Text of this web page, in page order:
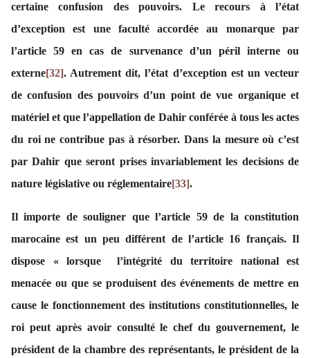
certaine confusion des pouvoirs. Le recours à l’état
d’exception est une faculté accordée au monarque par
l’article 59 en cas de survenance d’un péril interne ou
externe[32]. Autrement dit, l’état d’exception est un vecteur
de confusion des pouvoirs d’un point de vue organique et
matériel et que l’appellation de Dahir conférée à tous les actes
du roi ne contribue pas à résorber. Dans la mesure où c’est
par Dahir que seront prises invariablement les decisions de
nature législative ou réglementaire[33].
Il importe de souligner que l’article 59 de la constitution
marocaine est un peu différent de l’article 16 français. Il
dispose « lorsque l’intégrité du territoire national est
menacée ou que se produisent des événements de mettre en
cause le fonctionnement des institutions constitutionnelles, le
roi peut après avoir consulté le chef du gouvernement, le
président de la chambre des représentants, le président de la